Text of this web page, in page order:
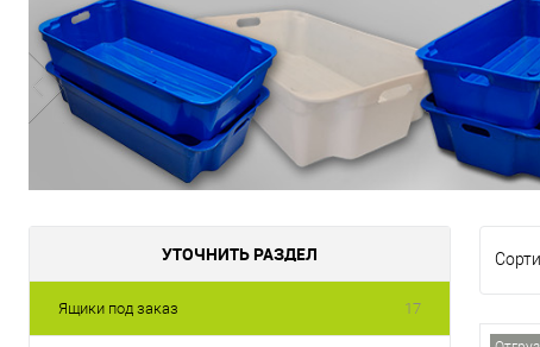
УТОЧНИТЬ РАЗДЕЛ
Ящики под заказ 17